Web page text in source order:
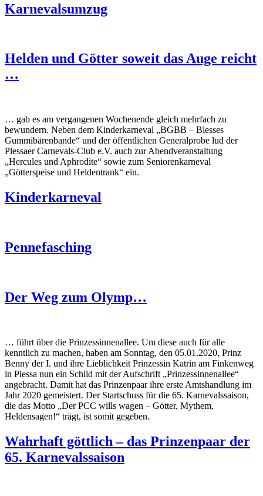
Karnevalsumzug
Helden und Götter soweit das Auge reicht
…
… gab es am vergangenen Wochenende gleich mehrfach zu
bewundern. Neben dem Kinderkarneval „BGBB – Blesses
Gummibärenbande“ und der öffentlichen Generalprobe lud der
Plessaer Carnevals-Club e.V. auch zur Abendveranstaltung
„Hercules und Aphrodite“ sowie zum Seniorenkarneval
„Götterspeise und Heldentrank“ ein.
Kinderkarneval
Pennefasching
Der Weg zum Olymp…
… führt über die Prinzessinnenallee. Um diese auch für alle
kenntlich zu machen, haben am Sonntag, den 05.01.2020, Prinz
Benny der I. und ihre Lieblichkeit Prinzessin Katrin am Finkenweg
in Plessa nun ein Schild mit der Aufschrift „Prinzessinnenallee“
angebracht. Damit hat das Prinzenpaar ihre erste Amtshandlung im
Jahr 2020 gemeistert. Der Startschuss für die 65. Karnevalssaison,
die das Motto „Der PCC wills wagen – Götter, Mythem,
Heldensagen!“ trägt, ist somit gegeben.
Wahrhaft göttlich – das Prinzenpaar der
65. Karnevalssaison